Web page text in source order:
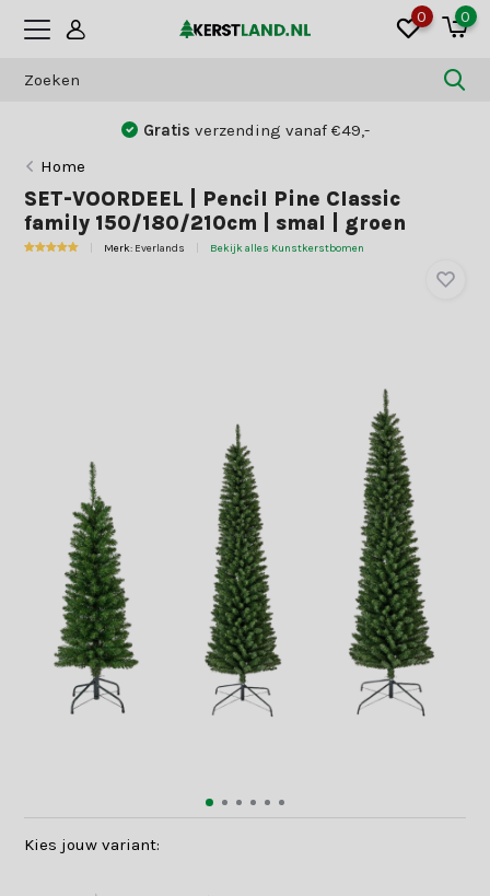
0 0
Gratis verzending vanaf €49,-
Home
SET-VOORDEEL | Pencil Pine Classic
family 150/180/210cm | smal | groen
Merk: Everlands Bekijk alles Kunstkerstbomen
Kies jouw variant: